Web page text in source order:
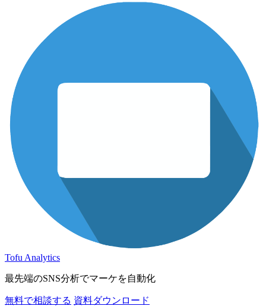
Tofu Analytics
最先端のSNS分析でマーケを自動化
無料で相談する 資料ダウンロード